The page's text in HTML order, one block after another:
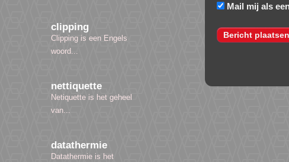
clipping
Clipping is een Engels
woord...
nettiquette
Netiquette is het geheel
van...
datathermie
Datathermie is het
Mail mij als